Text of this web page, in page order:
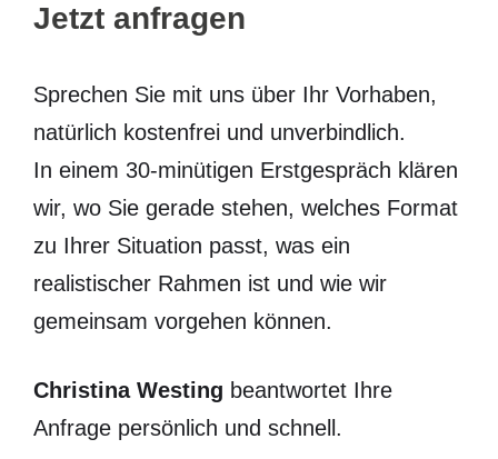
Jetzt anfragen
Sprechen Sie mit uns über Ihr Vorhaben,
natürlich kostenfrei und unverbindlich.
In einem 30-minütigen Erstgespräch klären
wir, wo Sie gerade stehen, welches Format
zu Ihrer Situation passt, was ein
realistischer Rahmen ist und wie wir
gemeinsam vorgehen können.
Christina Westing beantwortet Ihre
Anfrage persönlich und schnell.